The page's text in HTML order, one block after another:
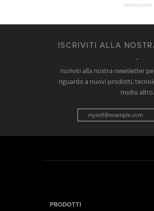
ISCRIVITI ALLA
Iscriviti alla nostra newsletter
riguardo a nuovi prodotti,
molto altro.
PRODOTTI